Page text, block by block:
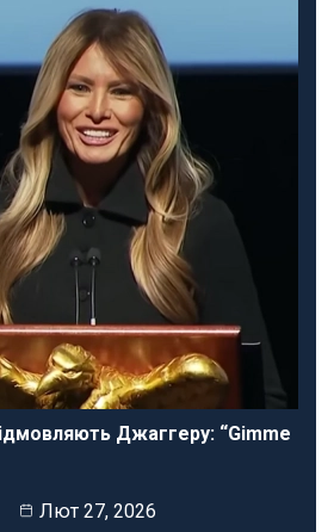
Джаггеру: “Gimme
Лют 27, 2026